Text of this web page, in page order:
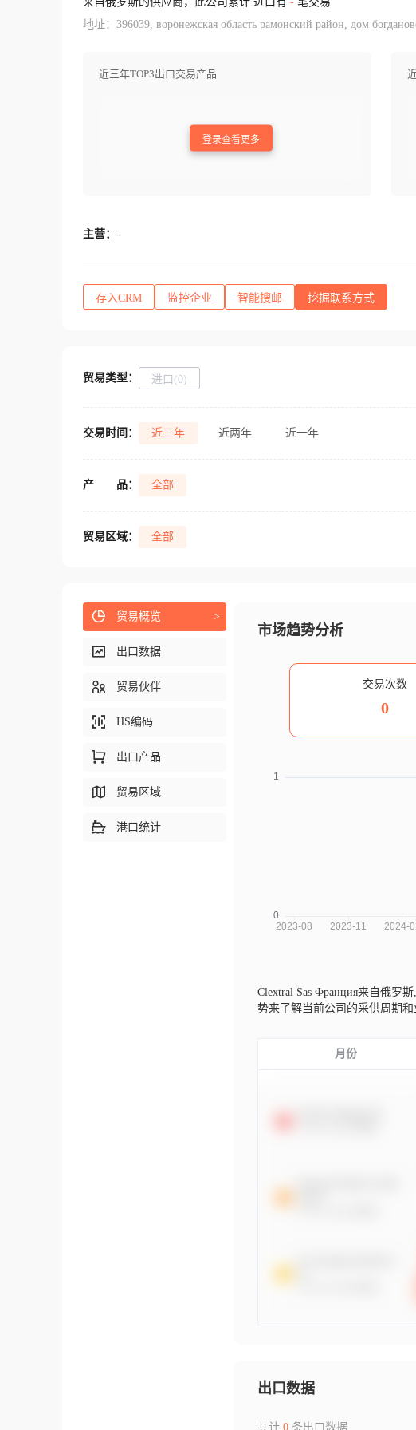
地址：396039, воронежская область рамонский район, дом
近三年TOP3出口交易产品
登录查看更多
主营： -
存入CRM 监控企业 智能搜邮 挖掘联系方式
贸易类型： 进口(0)
交易时间： 近三年 近两年 近一年
产 品： 全部
贸易区域： 全部
市场趋势分析
交易次数
0
Clextral Sas Франция来自俄罗斯,
势来了解当前公司的采供周期和
月份
出口数据
共计 0条出口数据
贸易概览 >
出口数据
贸易伙伴
HS编码
出口产品
贸易区域
港口统计